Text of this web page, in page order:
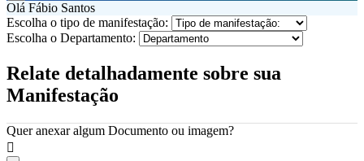
Olá Fábio Santos
Escolha o tipo de manifestação:
Escolha o Departamento:
Relate detalhadamente sobre sua
Manifestação
Quer anexar algum Documento ou imagem?